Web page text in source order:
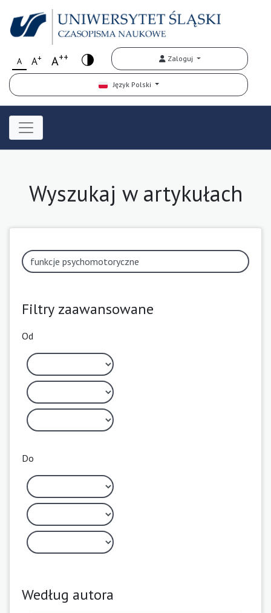
A A+ A++ Zaloguj
Język Polski
Wyszukaj w artykułach
Filtry zaawansowane
Od
Do
Według autora